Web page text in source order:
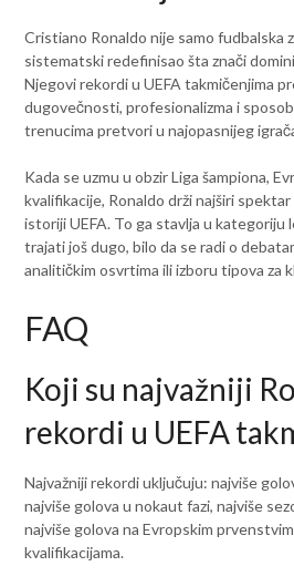
Cristiano Ronaldo nije samo fudbalska
sistematski redefinisao šta znači
Njegovi rekordi u UEFA takmičenjima
dugovečnosti, profesionalizma i
trenucima pretvori u najopasnijeg
Kada se uzmu u obzir Liga šampiona,
kvalifikacije, Ronaldo drži najširi
istoriji UEFA. To ga stavlja u kategoriju
trajati još dugo, bilo da se radi o
analitičkim osvrtima ili izboru tipova za
FAQ
Koji su najvažniji
rekordi u UEFA
Najvažniji rekordi uključuju: najviše
najviše golova u nokaut fazi, najviše
najviše golova na Evropskim
kvalifikacijama.